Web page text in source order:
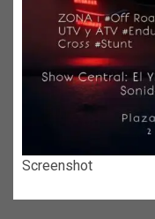
Screenshot